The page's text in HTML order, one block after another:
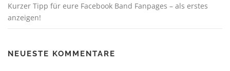
Kurzer Tipp für eure Facebook Band Fanpages – als erstes
anzeigen!
NEUESTE KOMMENTARE